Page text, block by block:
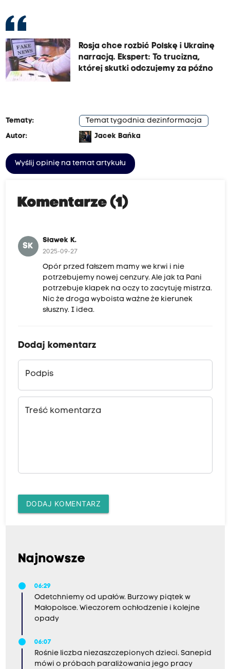
Rosja chce rozbić Polskę i Ukrainę
narracją. Ekspert: To trucizna,
której skutki odczujemy za późno
Tematy:
Temat tygodnia: dezinformacja
Autor:
Jacek Bańka
Wyślij opinię na temat artykułu
Komentarze (1)
SK
Sławek K.
2025-09-27
Opór przed fałszem mamy we krwi i nie
potrzebujemy nowej cenzury. Ale jak ta Pani
potrzebuje klapek na oczy to zacytuję mistrza.
Nic że droga wyboista ważne że kierunek
słuszny. I idea.
Dodaj komentarz
Podpis
Treść komentarza
DODAJ KOMENTARZ
Najnowsze
06:29
Odetchniemy od upałów. Burzowy piątek w
Małopolsce. Wieczorem ochłodzenie i kolejne
opady
06:07
Rośnie liczba niezaszczepionych dzieci. Sanepid
mówi o próbach paraliżowania jego pracy